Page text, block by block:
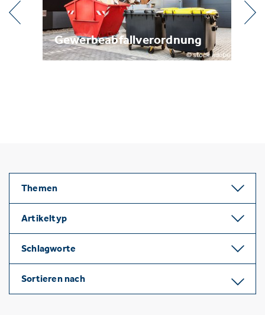
Themen
Artikeltyp
Schlagworte
Sortieren nach